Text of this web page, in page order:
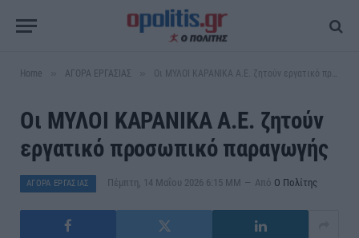
Home ΑΓΟΡΑ ΕΡΓΑΣΙΑΣ Οι ΜΥΛΟΙ ΚΑΡΑΝΙΚΑ Α.Ε. ζητούν εργατικό προσωπικό παραγωγής
Οι ΜΥΛΟΙ ΚΑΡΑΝΙΚΑ Α.Ε. ζητούν
εργατικό προσωπικό παραγωγής
ΑΓΟΡΑ ΕΡΓΑΣΙΑΣ Πέμπτη, 14 Μαΐου 2026 6:15 ΜΜ Από Ο Πολίτης